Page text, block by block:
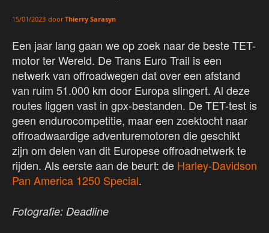
15/01/2023 door Thierry Sarasyn
Een jaar lang gaan we op zoek naar de beste TET-
motor ter Wereld. De Trans Euro Trail is een
netwerk van offroadwegen dat over een afstand
van ruim 51.000 km door Europa slingert. Al deze
routes liggen vast in gpx-bestanden. De TET-test is
geen endurocompetitie, maar een zoektocht naar
offroadwaardige adventuremotoren die geschikt
zijn om delen van dit Europese offroadnetwerk te
rijden. Als eerste aan de beurt: de Harley-Davidson
Pan America 1250 Special.
Fotografie: Deadline